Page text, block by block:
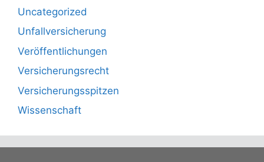
Uncategorized
Unfallversicherung
Veröffentlichungen
Versicherungsrecht
Versicherungsspitzen
Wissenschaft